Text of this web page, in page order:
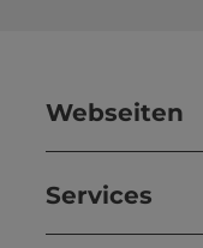
Webseiten
Services